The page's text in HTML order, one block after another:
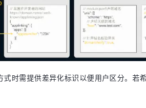
时需提供差异化标识以便用户区分。